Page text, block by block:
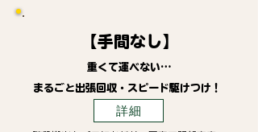
【手間なし】
重くて運べない…
まるごと出張回収・スピード駆けつけ！
詳細